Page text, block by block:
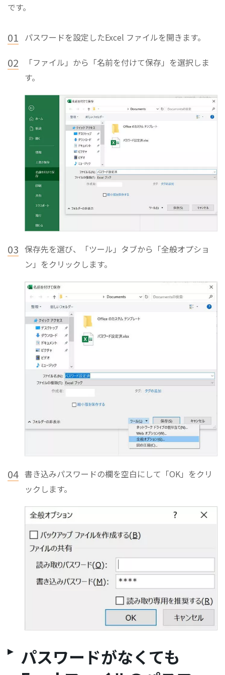
です。
01 パスワードを設定したExcel ファイルを開きます。
02
「ファイル」から「名前を付けて保存」を選択しま
す。
03 保存先を選び、「ツール」タブから「全般オプショ
ン」をクリックします。
04 書き込みパスワードの欄を空白にして「OK」をクリ
ックします。
パスワードがなくても